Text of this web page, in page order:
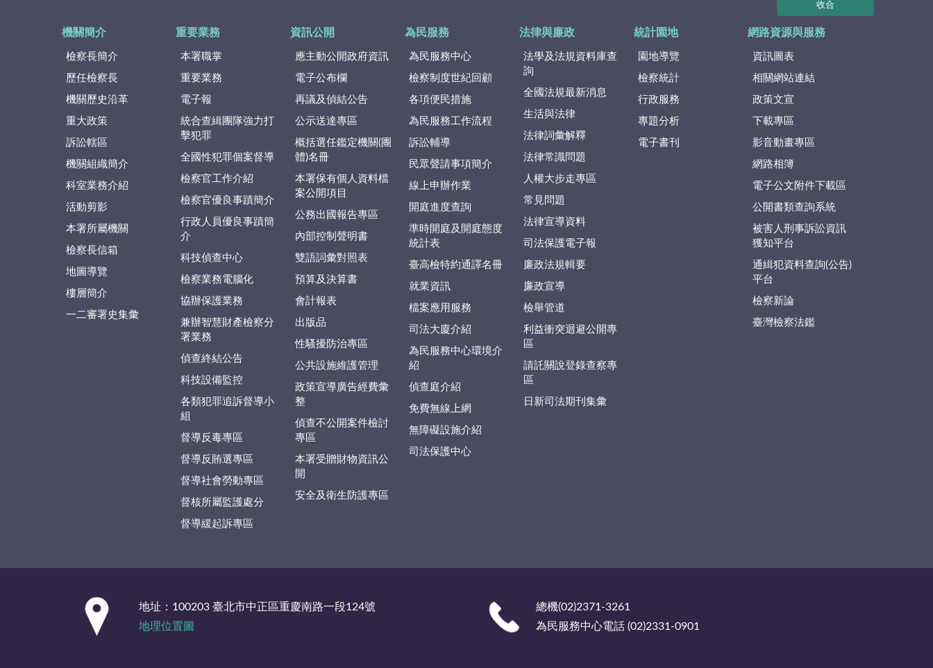
收合
機關簡介
檢察長簡介
歷任檢察長
機關歷史沿革
重大政策
訴訟轄區
機關組織簡介
科室業務介紹
活動剪影
本署所屬機關
檢察長信箱
地圖導覽
樓層簡介
一二審署史集彙
重要業務
本署職掌
重要業務
電子報
統合查緝團隊強力打
擊犯罪
全國性犯罪個案督導
檢察官工作介紹
檢察官優良事蹟簡介
行政人員優良事蹟簡
介
科技偵查中心
檢察業務電腦化
協辦保護業務
兼辦智慧財產檢察分
署業務
偵查終結公告
科技設備監控
各類犯罪追訴督導小
組
督導反毒專區
督導反賄選專區
督導社會勞動專區
督核所屬監護處分
督導緩起訴專區
資訊公開
應主動公開政府資訊
電子公布欄
再議及偵結公告
公示送達專區
概括選任鑑定機關(團
體)名冊
本署保有個人資料檔
案公開項目
公務出國報告專區
內部控制聲明書
雙語詞彙對照表
預算及決算書
會計報表
出版品
性騷擾防治專區
公共設施維護管理
政策宣導廣告經費彙
整
偵查不公開案件檢討
專區
本署受贈財物資訊公
開
安全及衛生防護專區
為民服務
為民服務中心
檢察制度世紀回顧
各項便民措施
為民服務工作流程
訴訟輔導
民眾聲請事項簡介
線上申辦作業
開庭進度查詢
準時開庭及開庭態度
統計表
臺高檢特約通譯名冊
就業資訊
檔案應用服務
司法大廈介紹
為民服務中心環境介
紹
偵查庭介紹
免費無線上網
無障礙設施介紹
司法保護中心
法律與廉政
法學及法規資料庫查
詢
全國法規最新消息
生活與法律
法律詞彙解釋
法律常識問題
人權大步走專區
常見問題
法律宣導資料
司法保護電子報
廉政法規輯要
廉政宣導
檢舉管道
利益衝突迴避公開專
區
請託關說登錄查察專
區
日新司法期刊集彙
統計園地
園地導覽
檢察統計
行政服務
專題分析
電子書刊
網路資源與服務
資訊圖表
相關網站連結
政策文宣
下載專區
影音動畫專區
網路相簿
電子公文附件下載區
公開書類查詢系統
被害人刑事訴訟資訊
獲知平台
通緝犯資料查詢(公告)
平台
檢察新論
臺灣檢察法鑑
地址：100203 臺北市中正區重慶南路一段124號
地理位置圖
總機(02)2371-3261
為民服務中心電話 (02)2331-0901